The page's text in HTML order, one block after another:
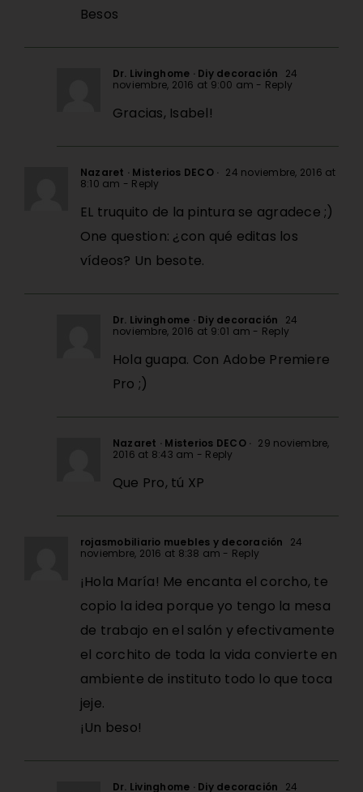
Besos
Dr. Livinghome · Diy decoración
24
noviembre, 2016 at 9:00 am - Reply
Gracias, Isabel!
Nazaret · Misterios DECO · 24 noviembre, 2016 at
8:10 am - Reply
EL truquito de la pintura se agradece ;)
One question: ¿con qué editas los
vídeos? Un besote.
Dr. Livinghome · Diy decoración
24
noviembre, 2016 at 9:01 am - Reply
Hola guapa. Con Adobe Premiere
Pro ;)
Nazaret · Misterios DECO · 29 noviembre,
2016 at 8:43 am - Reply
Que Pro, tú XP
rojasmobiliario muebles y decoración
24
noviembre, 2016 at 8:38 am - Reply
¡Hola María! Me encanta el corcho, te
copio la idea porque yo tengo la mesa
de trabajo en el salón y efectivamente
el corchito de toda la vida convierte en
ambiente de instituto todo lo que toca
jeje.
¡Un beso!
Dr. Livinghome · Diy decoración
24